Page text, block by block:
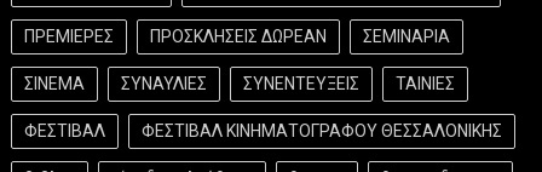
ΠΡΕΜΙΕΡΕΣ ΠΡΟΣΚΛΗΣΕΙΣ ΔΩΡΕΑΝ ΣΕΜΙΝΑΡΙΑ
ΣΙΝΕΜΑ ΣΥΝΑΥΛΙΕΣ ΣΥΝΕΝΤΕΥΞΕΙΣ ΤΑΙΝΙΕΣ
ΦΕΣΤΙΒΑΛ ΦΕΣΤΙΒΑΛ ΚΙΝΗΜΑΤΟΓΡΑΦΟΥ ΘΕΣΣΑΛΟΝΙΚΗΣ